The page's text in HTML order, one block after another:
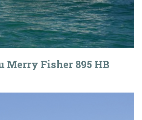
Merry Fisher 895 HB